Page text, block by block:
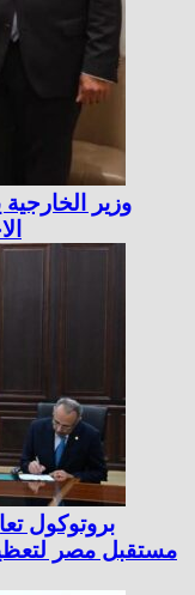
وزير
بروتوكول
مستقبل مصر